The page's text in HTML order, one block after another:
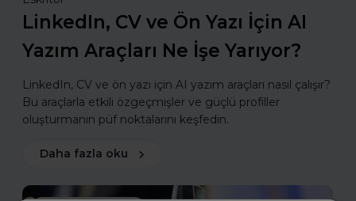
LinkedIn, CV ve Ön Yazı İçin AI
Yazım Araçları Ne İşe Yarıyor?
LinkedIn, CV ve ön yazı için AI yazım araçları nasıl çalışır?
Bu araçlarla etkili özgeçmişler ve güçlü profiller
oluşturmanın püf noktalarını keşfedin.
Daha fazla oku